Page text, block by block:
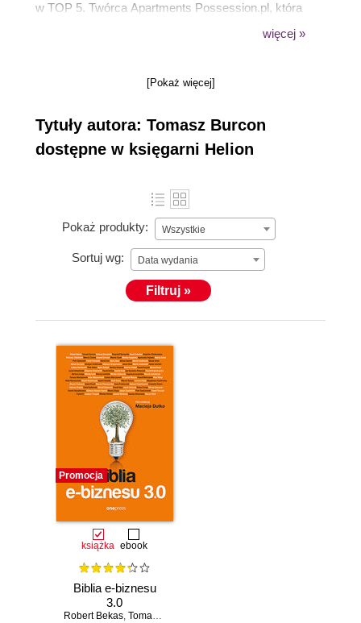
w TOP 5. Twórca Apartments Possession.pl, która
maksymalizuje zysk pasywny dla inwestorów,
Rekord: zwrot 48%/rok. Współautor książki Pomysł do
Traveler, 101 najlepszych hoteli i restauracji w Polsce
Magdy Gessler. Wykładowca, szkoleniowiec, lider,
ekspert (foto, najem hybrydowy, WWW)
Masters w Uczelni AS-BIRO. Udziela wywiadów w
radiu i telewizji. Pasje: wspieranie ludzi w zdrowym i
zrównoważonym rozwoju, automatyzacja biznesu i
turkus, foto, rajdy (licencje R2 i wyścigowa), sztuki
walki (1 dan Vo-Quyen, ESDS, członek IPDTA),
zdrowie, podróże. Więcej:https://burcon.pl
więcej »
[Pokaż więcej]
Tytuły autora: Tomasz Burcon
dostępne w księgarni Helion
Pokaż produkty: Wszystkie
Sortuj wg: Data wydania
Filtruj »
Promocja
książka ebook
Biblia e-biznesu
3.0
Robert Bekas, Tomasz Burcon